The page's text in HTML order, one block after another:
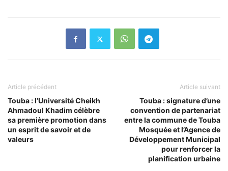
Article précédent
Touba : l’Université Cheikh
Ahmadoul Khadim célèbre
sa première promotion dans
un esprit de savoir et de
valeurs
Article suivant
Touba : signature d’une
convention de partenariat
entre la commune de Touba
Mosquée et l’Agence de
Développement Municipal
pour renforcer la
planification urbaine